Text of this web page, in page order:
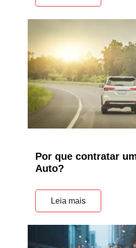
Por que contratar
Auto?
Leia mais